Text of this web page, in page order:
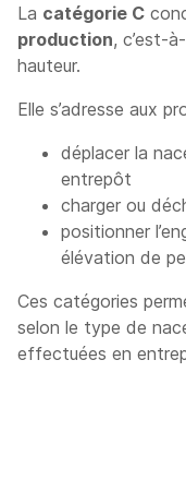
La catégorie C
production, c’est-
hauteur.
Elle s’adresse aux
déplacer la
entrepôt
charger ou
positionner
élévation de
Ces catégories
selon le type de
effectuées en